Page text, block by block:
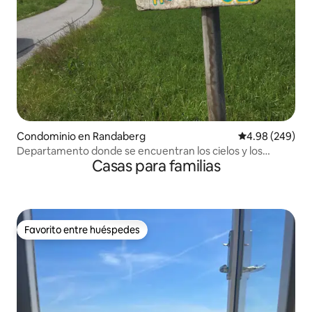
Condominio en Randaberg Calificación
4.98 (249)
Departamento donde se encuentran los cielos y los
Casas para familias
Favorito entre huéspedes
Favorito entre huéspedes